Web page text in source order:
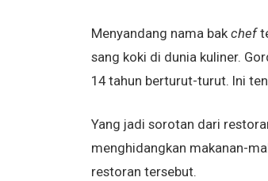
Menyandang nama bak chef
sang koki di dunia kuliner.
14 tahun berturut-turut. Ini
Yang jadi sorotan dari
menghidangkan makanan-
restoran tersebut.